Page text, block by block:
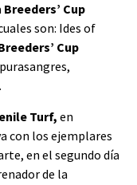
Breeders’ Cup
son: Ides of
Cup
Turf,en
con los ejemplares
en el segundo día
de la